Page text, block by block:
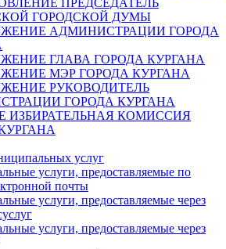
ПРЕДСЕДАТЕЛЬ
ГОРОДСКОЙ ДУМЫ
АДМИНИСТРАЦИИ ГОРОДА
ГЛАВА ГОРОДА КУРГАНА
МЭР ГОРОДА КУРГАНА
РУКОВОДИТЕЛЬ
ГОРОДА КУРГАНА
ИЗБИРАТЕЛЬНАЯ КОМИССИЯ
услуг
услуги, предоставляемые по
почты
услуги, предоставляемые через
услуги, предоставляемые через